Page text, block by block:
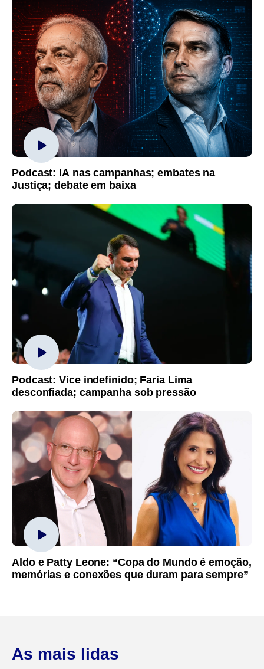
Podcast: IA nas campanhas; embates na
Justiça; debate em baixa
Podcast: Vice indefinido; Faria Lima
desconfiada; campanha sob pressão
Aldo e Patty Leone: “Copa do Mundo é emoção,
memórias e conexões que duram para sempre”
As mais lidas